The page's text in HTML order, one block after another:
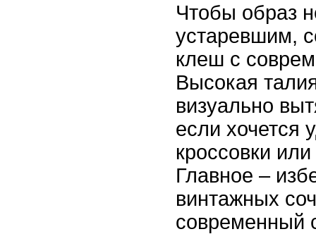
Чтобы образ
устаревшим,
клеш с
Высокая
визуально
если хочется
кроссовки
Главное –
винтажных
современный